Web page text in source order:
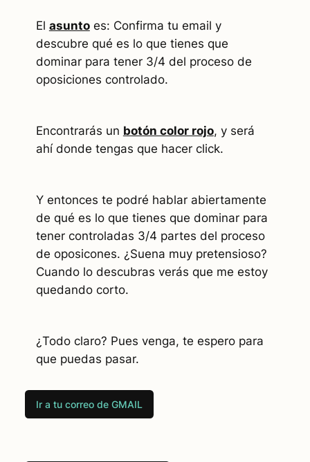
El asuntoes: Confirma tu email y
descubre qué es lo que tienes que
dominar para tener 3/4 del proceso de
oposiciones controlado.
Encontrarás un botón color rojo, y será
ahí donde tengas que hacer click.
Y entonces te podré hablar abiertamente
de qué es lo que tienes que dominar para
tener controladas 3/4 partes del proceso
de oposicones. ¿Suena muy pretensioso?
Cuando lo descubras verás que me estoy
quedando corto.
¿Todo claro? Pues venga, te espero para
que puedas pasar.
Ir a tu correo de GMAIL